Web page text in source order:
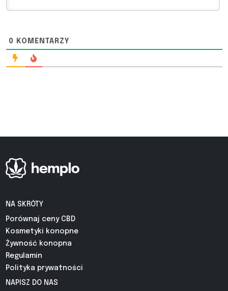
0 KOMENTARZY
NA SKRÓTY
Porównaj ceny CBD
Kosmetyki konopne
Żywność konopna
Regulamin
Polityka prywatności
NAPISZ DO NAS